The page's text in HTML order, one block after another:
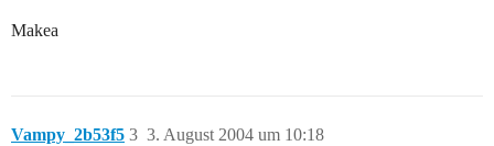
Makea
Vampy_2b53f5 3. August 2004 um 10:18
3